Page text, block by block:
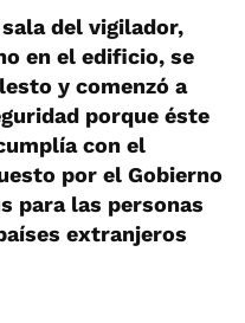
del vigilador,
en el edificio, se
y comenzó a
porque éste
con el
por el Gobierno
para las personas
extranjeros